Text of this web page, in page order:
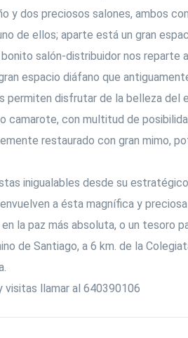
y dos preciosos salones, ambos
de ellos; aparte está un gran
bonito salón-distribuidor nos
espacio diáfano que
permiten disfrutar de la belleza del
camarote, con multitud de
restaurado con gran mimo,
inigualables desde su
a ésta magnífica y
en la paz más absoluta, o un tesoro
de Santiago, a 6 km. de la
visitas llamar al 640390106